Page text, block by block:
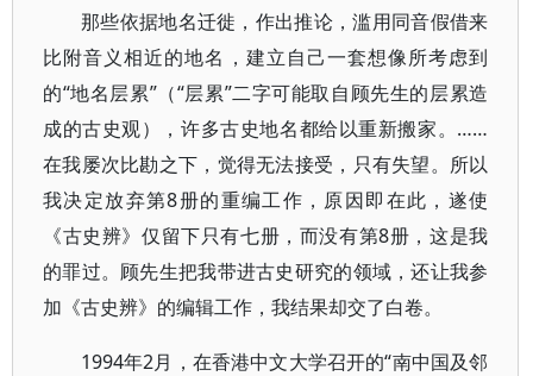
那些依据地名迁徙，作出推论，滥用同音假借来
比附音义相近的地名，建立自己一套想像所考虑到
的“地名层累”（“层累”二字可能取自顾先生的层累造
成的古史观），许多古史地名都给以重新搬家。……
在我屡次比勘之下，觉得无法接受，只有失望。所以
我决定放弃第8册的重编工作，原因即在此，遂使
《古史辨》仅留下只有七册，而没有第8册，这是我
的罪过。顾先生把我带进古史研究的领域，还让我参
加《古史辨》的编辑工作，我结果却交了白卷。
1994年2月，在香港中文大学召开的“南中国及邻